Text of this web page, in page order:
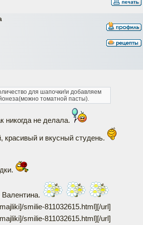
для шапочки!и добавляем
томатной пасты).
никогда не делала.
и вкусный студень.
smilie-811032615.html][/url]
smilie-811032615.html][/url]